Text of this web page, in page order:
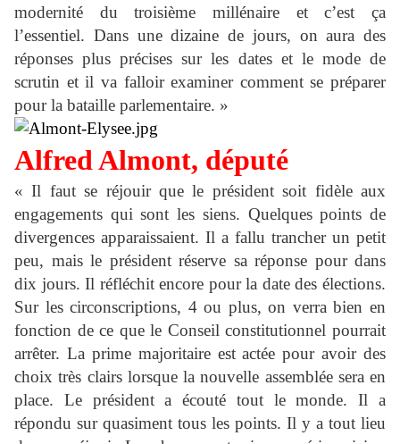
modernité du troisième millénaire et c’est ça
l’essentiel. Dans une dizaine de jours, on aura des
réponses plus précises sur les dates et le mode de
scrutin et il va falloir examiner comment se préparer
pour la bataille parlementaire. »
AlfredAlmont, député
« Il faut se réjouir que le président soit fidèle aux
engagements qui sont les siens. Quelques points de
divergences apparaissaient. Il a fallu trancher un petit
peu, mais le président réserve sa réponse pour dans
dix jours. Il réfléchit encore pour la date des élections.
Sur les circonscriptions, 4 ou plus, on verra bien en
fonction de ce que le Conseil constitutionnel pourrait
arrêter. La prime majoritaire est actée pour avoir des
choix très clairs lorsque la nouvelle assemblée sera en
place. Le président a écouté tout le monde. Il a
répondu sur quasiment tous les points. Il y a tout lieu